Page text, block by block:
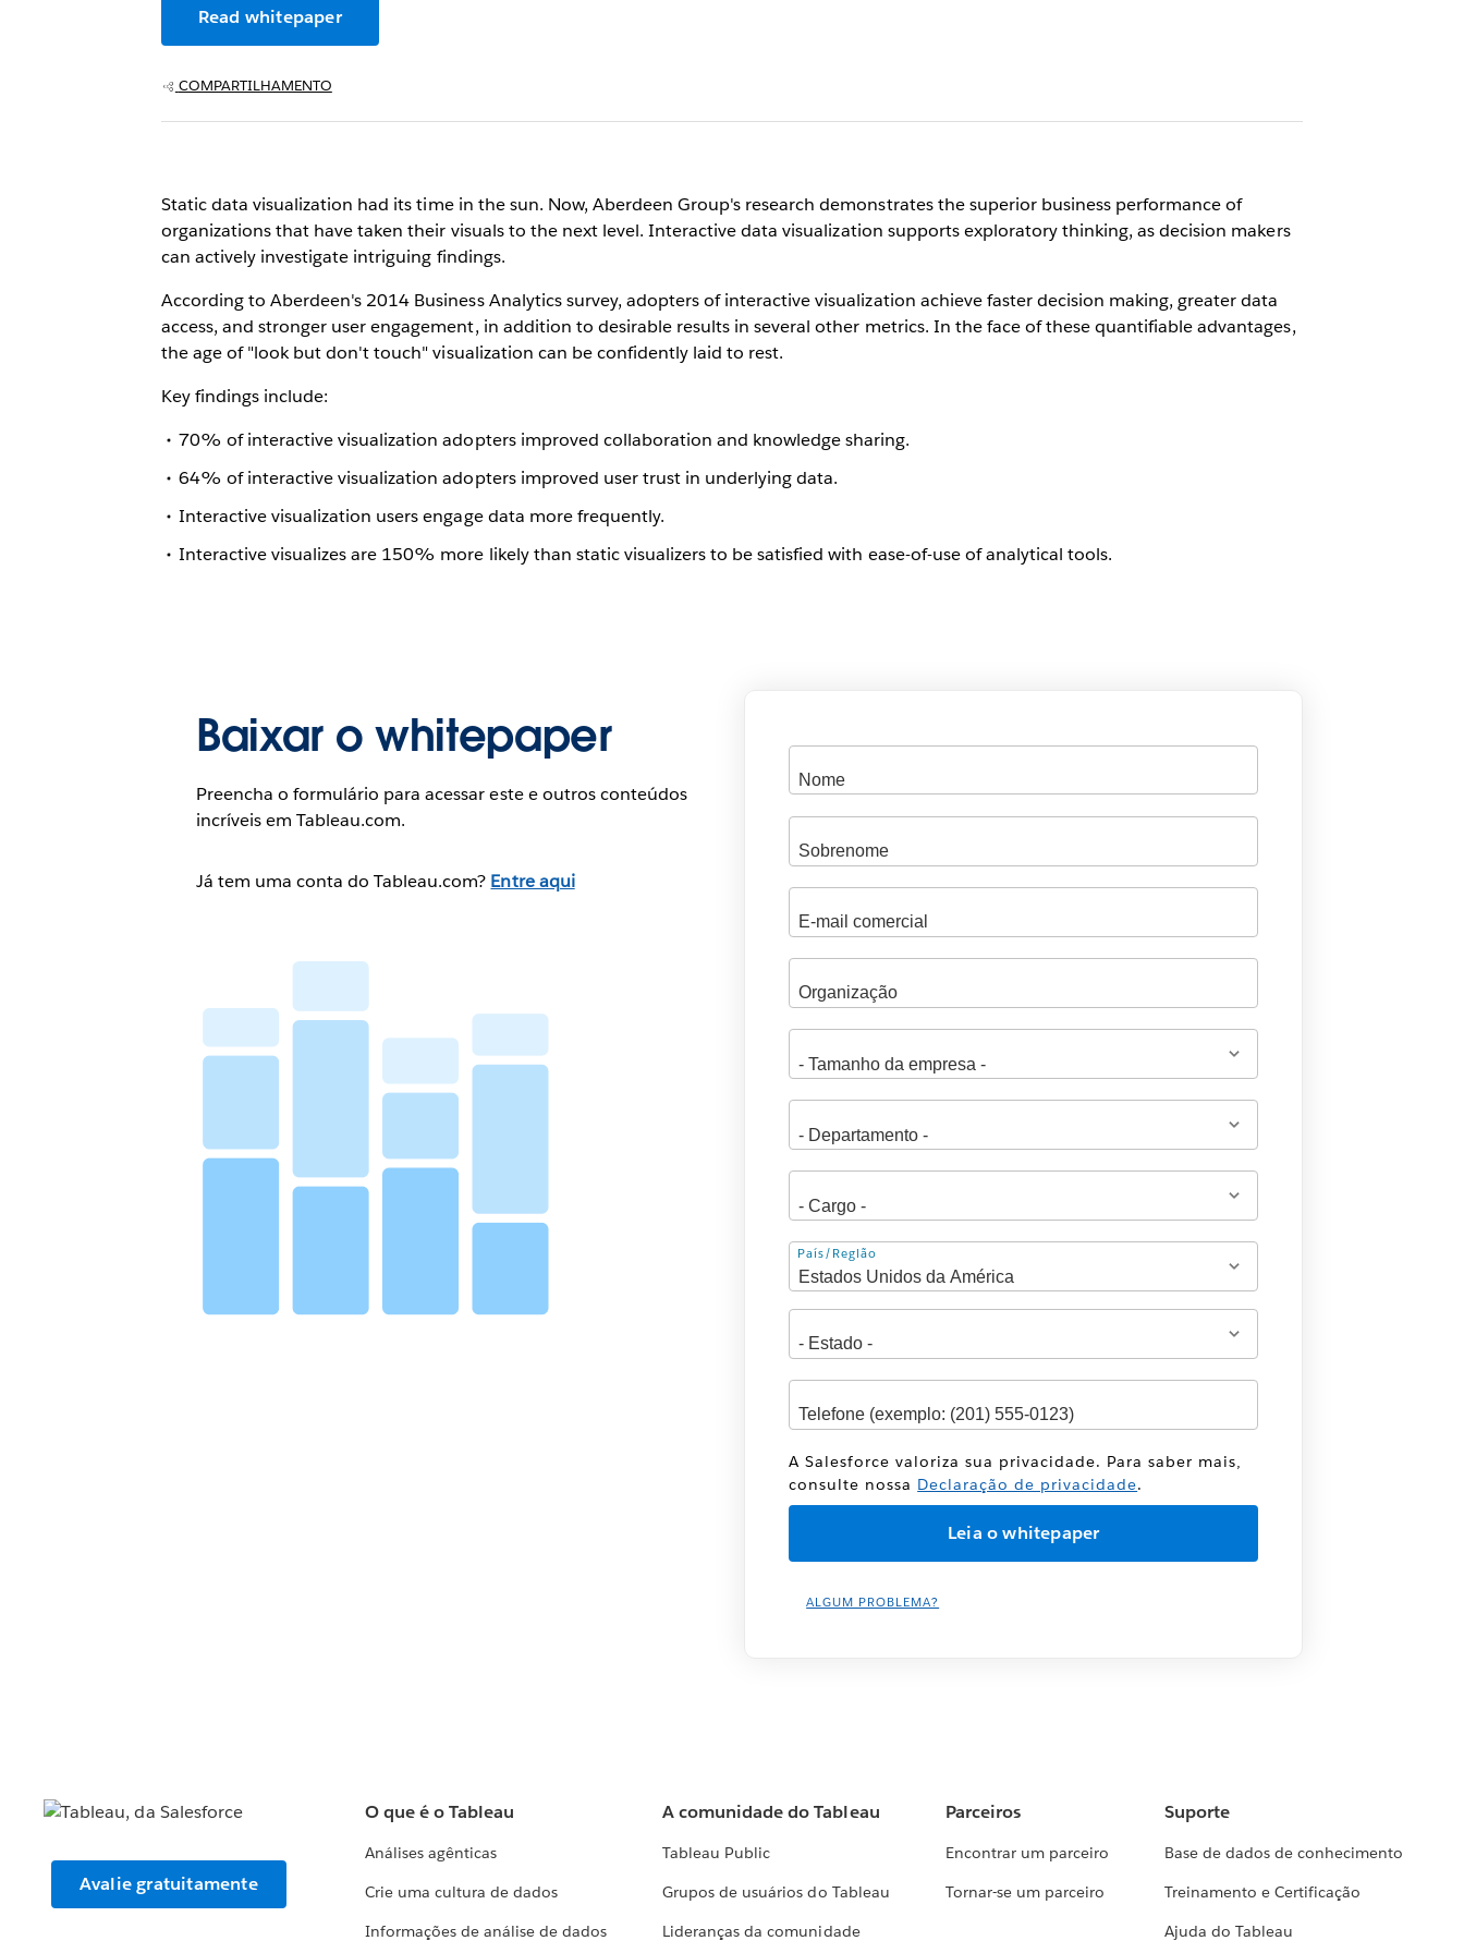
Read whitepaper
COMPARTILHAMENTO
Static data visualization had its time in the sun. Now, Aberdeen Group's research demonstrates the superior business performance of
organizations that have taken their visuals to the next level. Interactive data visualization supports exploratory thinking, as decision makers
can actively investigate intriguing findings.
According to Aberdeen's 2014 Business Analytics survey, adopters of interactive visualization achieve faster decision making, greater data
access, and stronger user engagement, in addition to desirable results in several other metrics. In the face of these quantifiable advantages,
the age of "look but don't touch" visualization can be confidently laid to rest.
Key findings include:
70% of interactive visualization adopters improved collaboration and knowledge sharing.
64% of interactive visualization adopters improved user trust in underlying data.
Interactive visualization users engage data more frequently.
Interactive visualizes are 150% more likely than static visualizers to be satisfied with ease-of-use of analytical tools.
Baixar o whitepaper
Preencha o formulário para acessar este e outros conteúdos
incríveis em Tableau.com.
Já tem uma conta do Tableau.com? Entre aqui
Endereço
País/Região
A Salesforce valoriza sua privacidade. Para saber mais,
consulte nossa Declaração de privacidade.
ALGUM PROBLEMA?
Avalie gratuitamente
O que é o Tableau
Análises agênticas
Crie uma cultura de dados
Informações de análise de dados
A comunidade do Tableau
Tableau Public
Grupos de usuários do Tableau
Lideranças da comunidade
Parceiros
Encontrar um parceiro
Tornar-se um parceiro
Suporte
Base de dados de conhecimento
Treinamento e Certificação
Ajuda do Tableau